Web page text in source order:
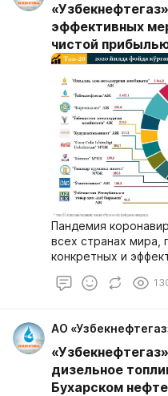
эффективных
чистой
Пандемия
всех странах мира,
конкретных и
В целях
направлении
глобальных
экономики.
АО
дизельное
Бухарском